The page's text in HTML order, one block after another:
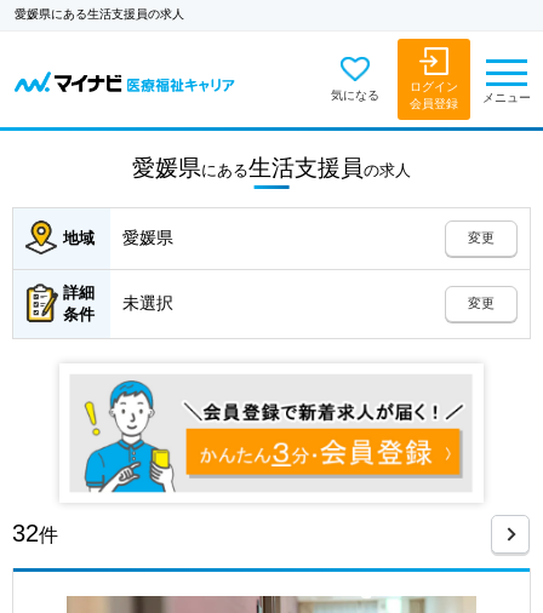
愛媛県にある生活支援員の求人
気になる
ログイン
会員登録
メニュー
愛媛県にある生活支援員の求人
地域 愛媛県 変更
詳細
条件
未選択 変更
32件